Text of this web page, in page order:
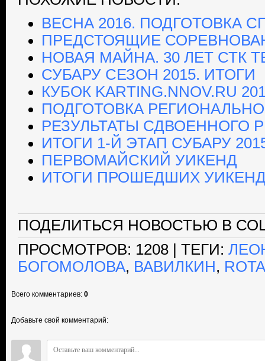
ВЕСНА 2016. ПОДГОТОВКА
ПРЕДСТОЯЩИЕ
НОВАЯ МАЙНА. 30 ЛЕТ СТК
СУБАРУ СЕЗОН 2015. ИТОГИ
КУБОК KARTING.NNOV.RU
ПОДГОТОВКА
РЕЗУЛЬТАТЫ СДВОЕННОГО
ИТОГИ 1-Й ЭТАП СУБАРУ
ПЕРВОМАЙСКИЙ УИКЕНД
ИТОГИ ПРОШЕДШИХ
ПОДЕЛИТЬСЯ НОВОСТЬЮ В
ПРОСМОТРОВ: 1208 | ТЕГИ:
БОГОМОЛОВА, ВАВИЛКИН,
Всего комментариев: 0
Добавьте свой комментарий: